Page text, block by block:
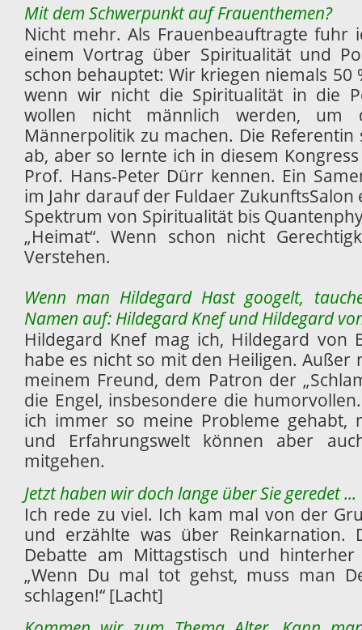
Mit dem Schwerpunkt auf Frauenthemen?
Nicht mehr. Als Frauenbeauftragte fuhr
einem Vortrag über Spiritualität und
schon behauptet: Wir kriegen niemals 50
wenn wir nicht die Spiritualität in die
wollen nicht männlich werden,
Männerpolitik zu machen. Die
ab, aber so lernte ich in diesem
Prof. Hans-Peter Dürr kennen. Ein
im Jahr darauf der Fuldaer ZukunftsSalon
Spektrum von Spiritualität bis
„Heimat“. Wenn schon nicht
Verstehen.
Wenn man Hildegard Hast googelt,
Namen auf: Hildegard Knef und Hildegard
Hildegard Knef mag ich, Hildegard von
habe es nicht so mit den Heiligen. Außer
meinem Freund, dem Patron der
die Engel, insbesondere die
ich immer so meine Probleme gehabt,
und Erfahrungswelt können aber
mitgehen.
Jetzt haben wir doch lange über Sie geredet ...
Ich rede zu viel. Ich kam mal von der
und erzählte was über Reinkarnation.
Debatte am Mittagstisch und
„Wenn Du mal tot gehst, muss man
schlagen!“ [Lacht]